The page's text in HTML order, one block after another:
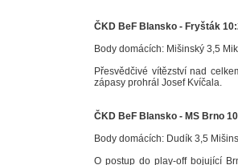
ČKD BeF Blansko - Fryšták
Body domácích: Mišinský 3,5
Přesvědčivé vítězství nad
zápasy prohrál Josef Kvíčala.
ČKD BeF Blansko - MS Brno
Body domácích: Dudík 3,5
O postup do play-off bojující